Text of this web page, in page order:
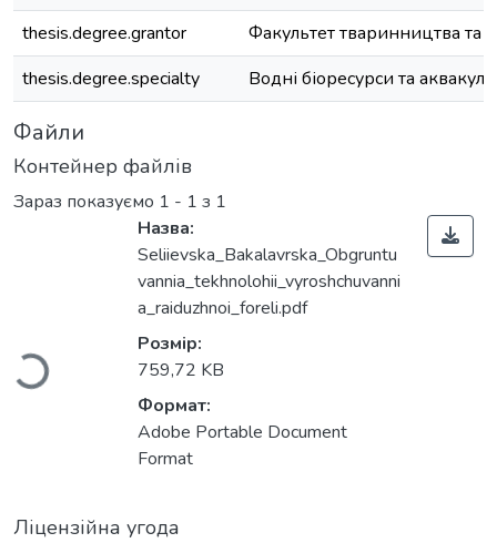
thesis.degree.grantor
Факультет тваринництва та
thesis.degree.specialty
Водні біоресурси та
Файли
Контейнер файлів
Зараз показуємо 1 - 1 з 1
Вантажиться...
Назва:
Seliievska_Bakalavrska_Obgruntu
vannia_tekhnolohii_vyroshchuvanni
a_raiduzhnoi_foreli.pdf
Розмір:
759,72 KB
Формат:
Adobe Portable Document
Format
Ліцензійна угода